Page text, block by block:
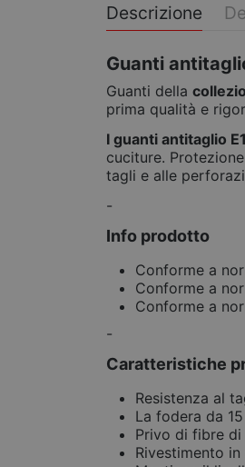
Descrizione
Guanti
Guanti della
prima qualità e
I guanti antitaglio
cuciture.
tagli e alle
-
Info prodotto
Conforme a
Conforme a
Conforme a
-
Caratteristiche
Resistenza al
La fodera da
Privo di fibre
Rivestimento